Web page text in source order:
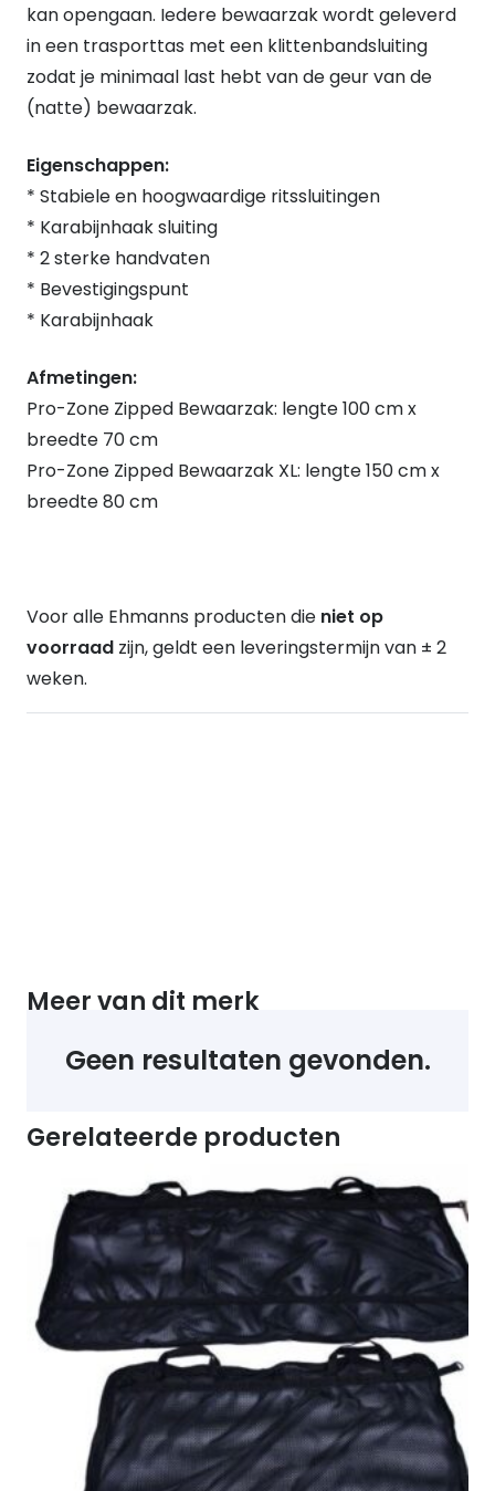
kan opengaan. Iedere bewaarzak wordt geleverd
in een trasporttas met een klittenbandsluiting
zodat je minimaal last hebt van de geur van de
(natte) bewaarzak.
Eigenschappen:
* Stabiele en hoogwaardige ritssluitingen
* Karabijnhaak sluiting
* 2 sterke handvaten
* Bevestigingspunt
* Karabijnhaak
Afmetingen:
Pro-Zone Zipped Bewaarzak: lengte 100 cm x
breedte 70 cm
Pro-Zone Zipped Bewaarzak XL: lengte 150 cm x
breedte 80 cm
Voor alle Ehmanns producten die niet op
voorraad zijn, geldt een leveringstermijn van ± 2
weken.
Meer van dit merk
Geen resultaten gevonden.
Gerelateerde producten